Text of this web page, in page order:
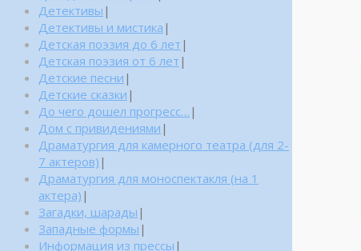
Детективы |
Детективы и мистика |
Детская поэзия до 6 лет |
Детская поэзия от 6 лет |
Детские песни |
Детские сказки |
До чего дошел прогресс… |
Дом с привидениями |
Драматургия для камерного театра (для 2-
7 актеров) |
Драматургия для моноспектакля (на 1
актера) |
Загадки, шарады |
Западные формы |
Информация из прессы |